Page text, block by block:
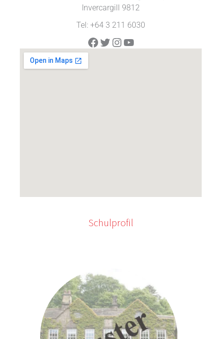
Invercargill 9812
Tel: +64 3 211 6030
Facebook
Twitter
Instagram
YouTube
Schulprofil